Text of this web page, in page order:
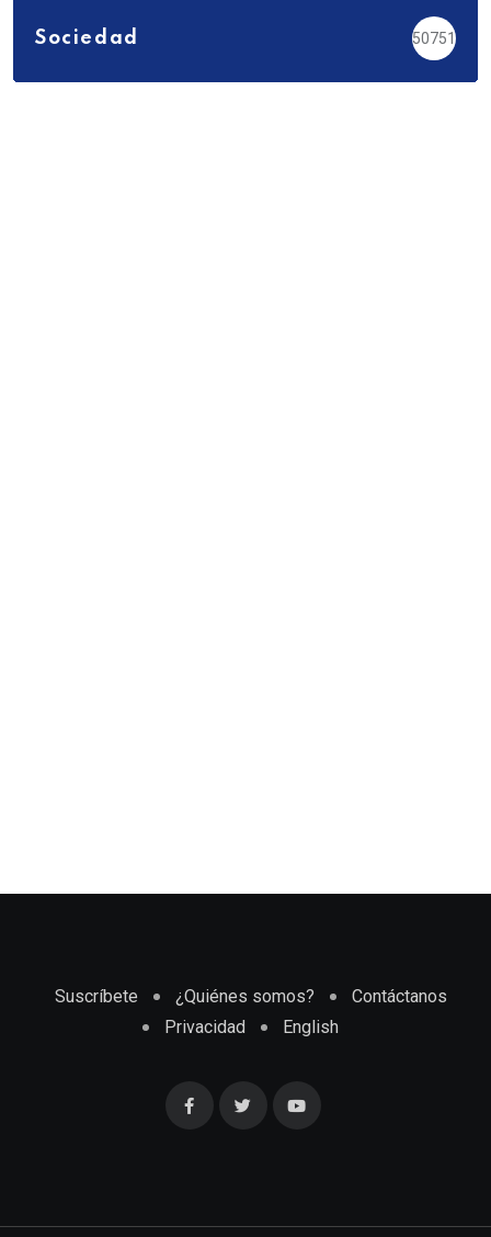
Sociedad 50751
Suscríbete ¿Quiénes somos?
Contáctanos
Privacidad
English